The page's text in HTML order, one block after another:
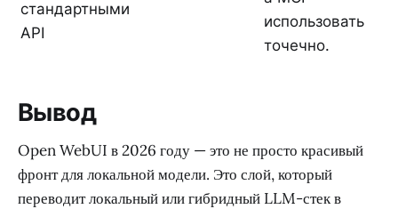
стандартными
API
использовать
точечно.
Вывод
Open WebUI в 2026 году — это не просто красивый
фронт для локальной модели. Это слой, который
переводит локальный или гибридный LLM-стек в